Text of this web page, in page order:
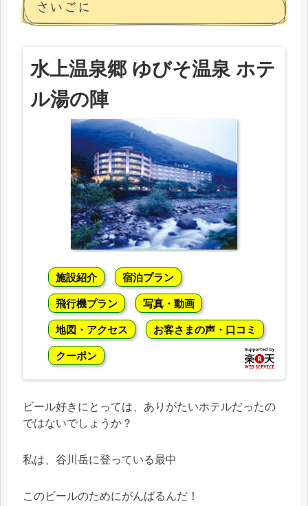
さいごに
水上温泉郷 ゆびそ温泉 ホテ
ル湯の陣
施設紹介 宿泊プラン
飛行機プラン 写真・動画
地図・アクセス お客さまの声・口コミ
クーポン
ビール好きにとっては、ありがたいホテルだったの
ではないでしょうか？
私は、谷川岳に登っている最中
このビールのためにがんばるんだ！